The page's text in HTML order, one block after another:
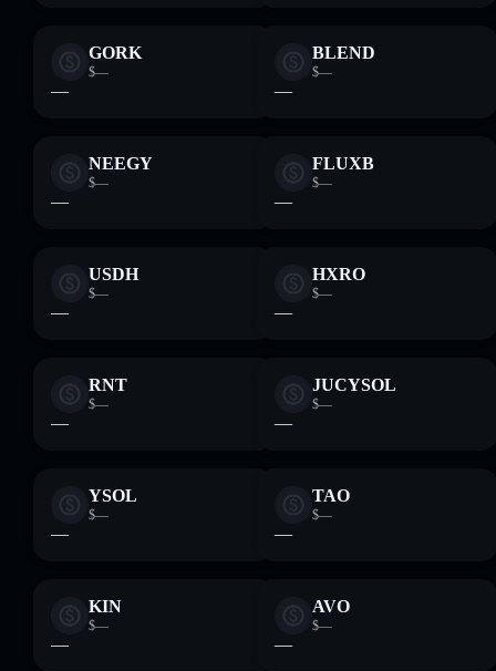
GORK
$—
—
BLEND
$—
—
NEEGY
$—
—
FLUXB
$—
—
USDH
$—
—
HXRO
$—
—
RNT
$—
—
JUCYSOL
$—
—
YSOL
$—
—
TAO
$—
—
KIN
$—
—
AVO
$—
—